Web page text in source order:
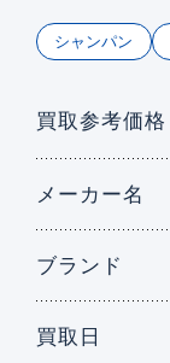
シャンパン
買取参考価格
メーカー名
ブランド
買取日